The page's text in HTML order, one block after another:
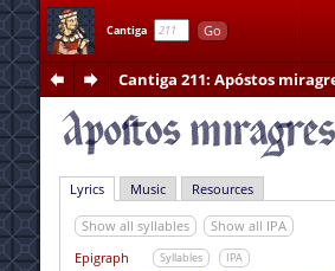
Cantiga Go
Cantiga 211: Apóstos
Lyrics Music Resources
Show all syllables
Show all IPA
Epigraph
Syllables IPA